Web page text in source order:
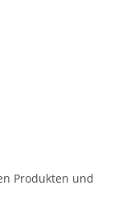
Produkten und